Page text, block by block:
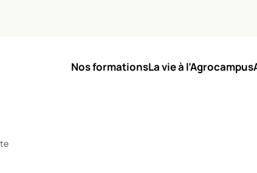
Nos formationsLa vie à l’Agrocampus